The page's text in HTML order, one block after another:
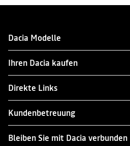
Dacia Modelle
Ihren Dacia kaufen
Direkte Links
Kundenbetreuung
Bleiben Sie mit Dacia verbunden